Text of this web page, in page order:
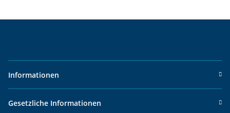
Informationen
Gesetzliche Informationen